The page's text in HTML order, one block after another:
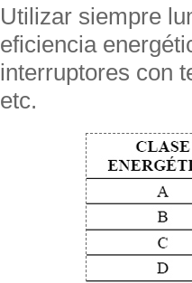
Utilizar siempre
eficiencia
interruptores con
etc.